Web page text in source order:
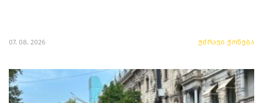
07. 08. 2026 უძრავი ქონება